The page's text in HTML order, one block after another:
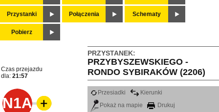
Przystanki Połączenia Schematy
Pobierz
PRZYSTANEK:
PRZYBYSZEWSKIEGO -
RONDO SYBIRAKÓW (2206)
Czas przejazdu
dla: 21:57
N1A
Przesiadki
Kierunki
Pokaż na mapie
Drukuj